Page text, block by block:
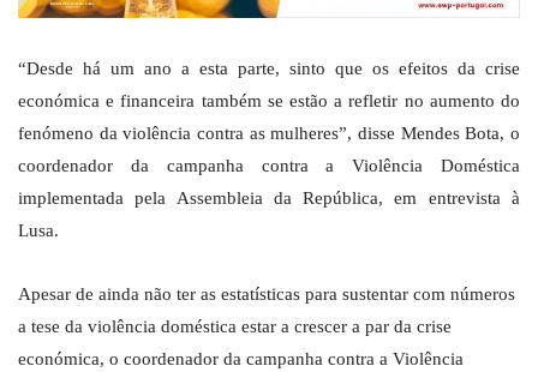
“Desde há um ano a esta parte, sinto que os efeitos da crise
económica e financeira também se estão a refletir no aumento do
fenómeno da violência contra as mulheres”, disse Mendes Bota, o
coordenador da campanha contra a Violência Doméstica
implementada pela Assembleia da República, em entrevista à
Lusa.
Apesar de ainda não ter as estatísticas para sustentar com números
a tese da violência doméstica estar a crescer a par da crise
económica, o coordenador da campanha contra a Violência